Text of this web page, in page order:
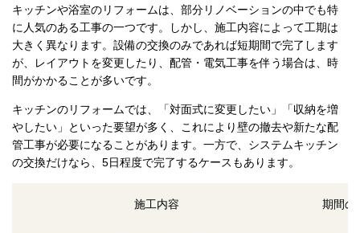
キッチンや浴室のリフォームは、部分リノベーションの中でも特
に人気のある工事の一つです。しかし、施工内容によって工期は
大きく異なります。設備の交換のみであれば短期間で完了します
が、レイアウトを変更したり、配管・電気工事を伴う場合は、時
間がかかることが多いです。
キッチンのリフォームでは、「対面式に変更したい」「収納を増
やしたい」といった要望が多く、これにより壁の撤去や新たな配
管工事が必要になることがあります。一方で、システムキッチン
の交換だけなら、5日程度で完了するケースもあります。
施工内容 期間の